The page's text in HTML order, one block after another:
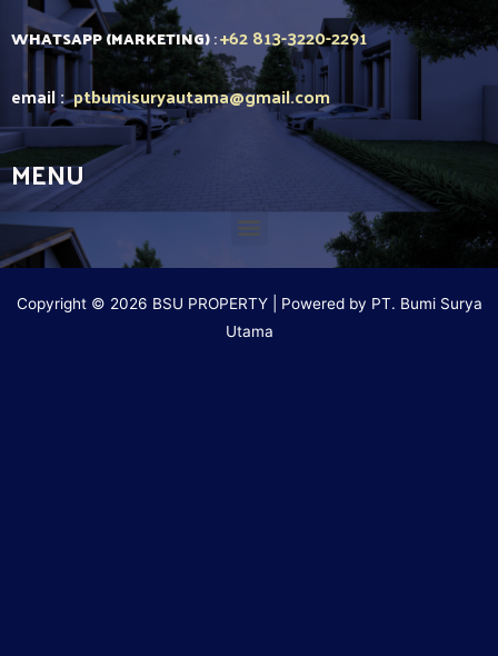
WHATSAPP (MARKETING):+62 813-3220-2291
email :ptbumisuryautama@gmail.com
MENU
Copyright © 2026 BSU PROPERTY | Powered by PT. Bumi Surya
Utama